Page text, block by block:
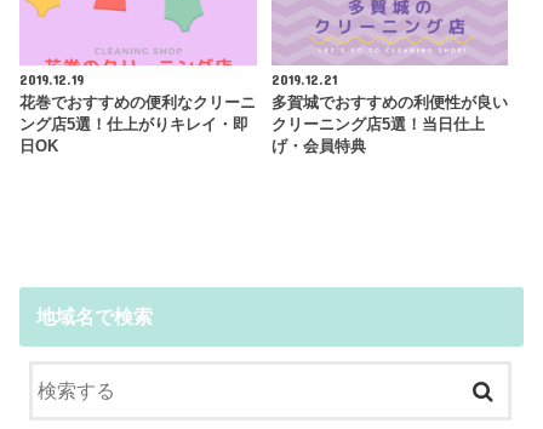
2019.12.19
花巻でおすすめの便利なクリーニ
ング店5選！仕上がりキレイ・即
日OK
2019.12.21
多賀城でおすすめの利便性が良い
クリーニング店5選！当日仕上
げ・会員特典
地域名で検索